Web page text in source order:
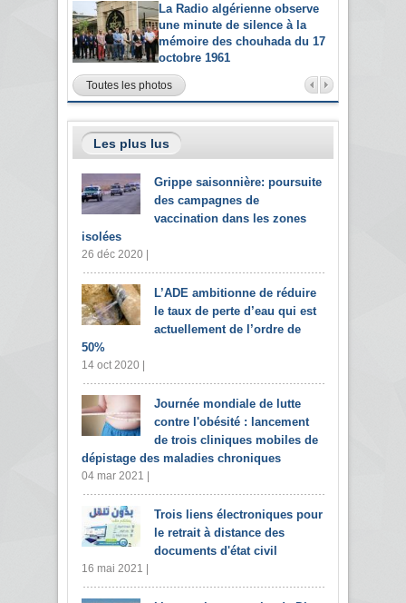
La Radio algérienne observe
une minute de silence à la
mémoire des chouhada du 17
octobre 1961
Toutes les photos
Les plus lus
Grippe saisonnière: poursuite
des campagnes de
vaccination dans les zones
isolées
26 déc 2020 |
L’ADE ambitionne de réduire
le taux de perte d’eau qui est
actuellement de l’ordre de
50%
14 oct 2020 |
Journée mondiale de lutte
contre l'obésité : lancement
de trois cliniques mobiles de
dépistage des maladies chroniques
04 mar 2021 |
Trois liens électroniques pour
le retrait à distance des
documents d'état civil
16 mai 2021 |